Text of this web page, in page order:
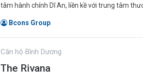
tâm hành chính Dĩ An, liền kề với trung tâm
Bcons Group
Căn hộ Bình Dương
The Rivana